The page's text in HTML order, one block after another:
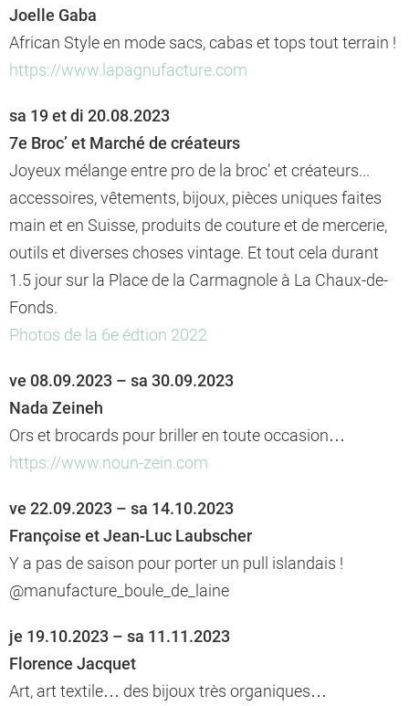
Joelle Gaba
African Style en mode sacs, cabas et tops tout terrain !
https://www.lapagnufacture.com
sa 19 et di 20.08.2023
7e Broc’ et Marché de créateurs
Joyeux mélange entre pro de la broc’ et créateurs...
accessoires, vêtements, bijoux, pièces uniques faites
main et en Suisse, produits de couture et de mercerie,
outils et diverses choses vintage. Et tout cela durant
1.5 jour sur la Place de la Carmagnole à La Chaux-de-
Fonds.
Photos de la 6e édtion 2022
ve 08.09.2023 – sa 30.09.2023
Nada Zeineh
Ors et brocards pour briller en toute occasion…
https://www.noun-zein.com
ve 22.09.2023 – sa 14.10.2023
Françoise et Jean-Luc Laubscher
Y a pas de saison pour porter un pull islandais !
@manufacture_boule_de_laine
je 19.10.2023 – sa 11.11.2023
Florence Jacquet
Art, art textile… des bijoux très organiques…